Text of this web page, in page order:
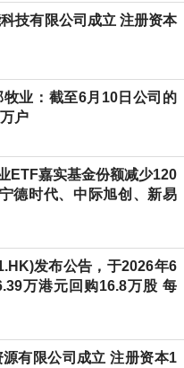
技有限公司成立 注册资本
业：截至6月10日公司的
户
ETF嘉实基金份额减少120
德时代、中际旭创、新易
发布公告，于2026年6
万港元回购16.8万股 每
有限公司成立 注册资本1